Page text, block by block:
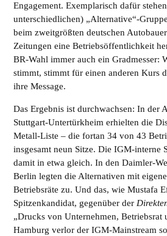
Engagement. Exemplarisch dafür
unterschiedlichen) „Alternative“-
beim zweitgrößten deutschen
Zeitungen eine Betriebsöffentlichkeit
BR-Wahl immer auch ein Gradmesser:
stimmt, stimmt für einen anderen Kurs
ihre Message.
Das Ergebnis ist durchwachsen: In der
Stuttgart-Untertürkheim erhielten die
Metall-Liste – die fortan 34 von 43
insgesamt neun Sitze. Die IGM-interne
damit in etwa gleich. In den Daimler-
Berlin legten die Alternativen mit
Betriebsräte zu. Und das, wie Mustafa
Spitzenkandidat, gegenüber der
„Drucks von Unternehmen,
Hamburg verlor der IGM-Mainstream